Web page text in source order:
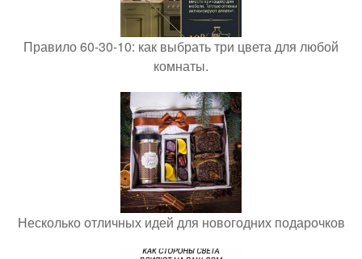
Правило 60-30-10: как выбрать три цвета для любой
комнаты.
Несколько отличных идей для новогодних подарочков